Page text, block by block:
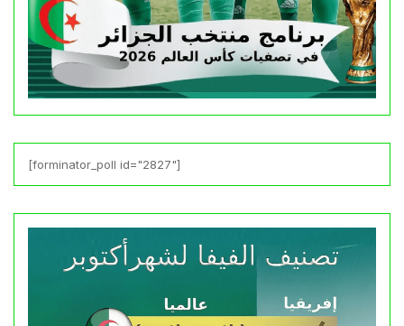
[forminator_poll id="2827"]